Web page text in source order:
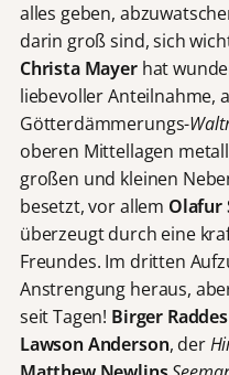
alles geben,
darin groß sind, sich
Christa Mayerhat
liebevoller Anteilnahme,
Götterdämmerungs-
oberen Mittellagen
großen und kleinen
besetzt, vor allem Olafur
überzeugt durch eine
Freundes. Im dritten
Anstrengung heraus,
seit Tagen! Birger Raddes
Lawson Anderson, der